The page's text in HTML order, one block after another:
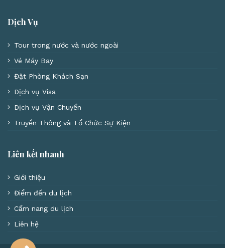
Dịch Vụ
Tour trong nước và nước ngoài
Vé Máy Bay
Đặt Phòng Khách Sạn
Dịch vụ Visa
Dịch vụ Vận Chuyển
Truyền Thông và Tổ Chức Sự Kiện
Liên kết nhanh
Giới thiệu
Điểm đến du lịch
Cẩm nang du lịch
Liên hệ